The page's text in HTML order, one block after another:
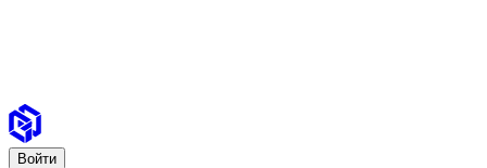
Войти